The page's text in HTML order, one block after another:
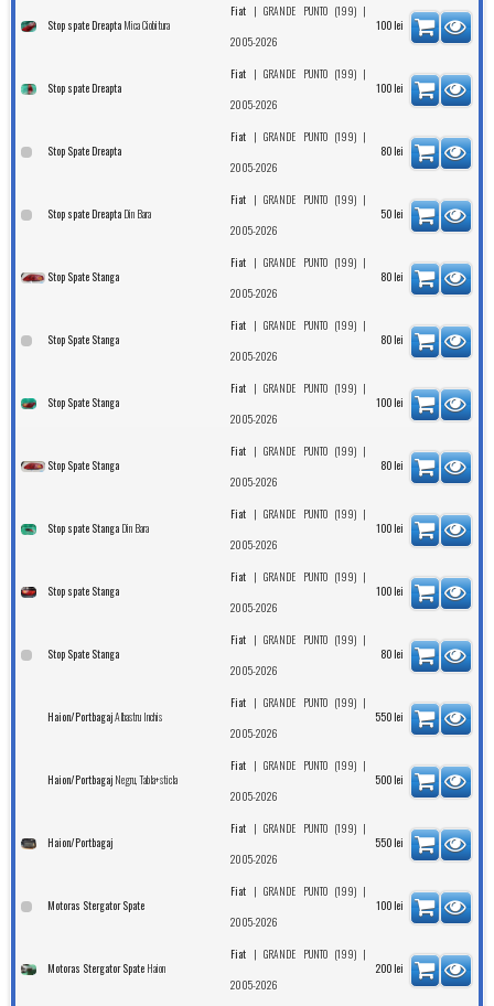
Stop spate Dreapta Mica Ciobitura
Fiat |GRANDE PUNTO (199) |
2005-2026
100 lei
Stop spate Dreapta
Fiat |GRANDE PUNTO (199) |
2005-2026
100 lei
Stop Spate Dreapta
Fiat |GRANDE PUNTO (199) |
2005-2026
80 lei
Stop spate Dreapta Din Bara
Fiat |GRANDE PUNTO (199) |
2005-2026
50 lei
Stop Spate Stanga
Fiat |GRANDE PUNTO (199) |
2005-2026
80 lei
Stop Spate Stanga
Fiat |GRANDE PUNTO (199) |
2005-2026
80 lei
Stop Spate Stanga
Fiat |GRANDE PUNTO (199) |
2005-2026
100 lei
Stop Spate Stanga
Fiat |GRANDE PUNTO (199) |
2005-2026
80 lei
Stop spate Stanga Din Bara
Fiat |GRANDE PUNTO (199) |
2005-2026
100 lei
Stop spate Stanga
Fiat |GRANDE PUNTO (199) |
2005-2026
100 lei
Stop Spate Stanga
Fiat |GRANDE PUNTO (199) |
2005-2026
80 lei
Haion/PortbagajAlbastru Inchis
Fiat |GRANDE PUNTO (199) |
2005-2026
550 lei
Haion/Portbagaj Negru, Tabla+sticla
Fiat |GRANDE PUNTO (199) |
2005-2026
500 lei
Haion/Portbagaj
Fiat |GRANDE PUNTO (199) |
2005-2026
550 lei
Motoras Stergator Spate
Fiat |GRANDE PUNTO (199) |
2005-2026
100 lei
Motoras Stergator Spate Haion
Fiat |GRANDE PUNTO (199) |
2005-2026
200 lei